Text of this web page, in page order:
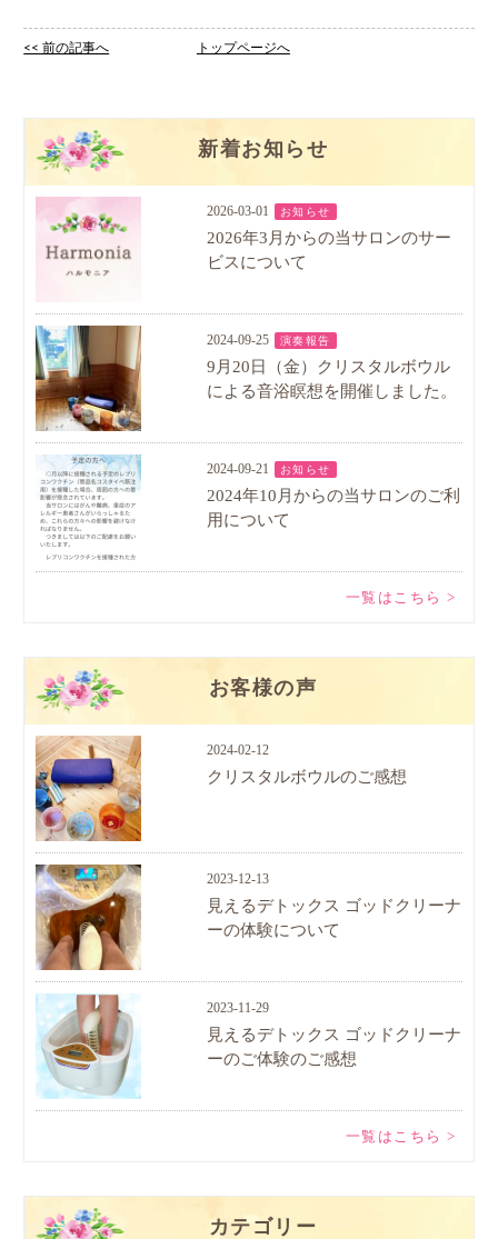
<< 前の記事へ トップページへ
新着お知らせ
2026-03-01 お知らせ
2026年3月からの当サロンのサー
ビスについて
2024-09-25 演奏報告
9月20日（金）クリスタルボウル
による音浴瞑想を開催しました。
2024-09-21 お知らせ
2024年10月からの当サロンのご利
用について
一覧はこちら >
お客様の声
2024-02-12
クリスタルボウルのご感想
2023-12-13
見えるデトックス ゴッドクリーナ
ーの体験について
2023-11-29
見えるデトックス ゴッドクリーナ
ーのご体験のご感想
一覧はこちら >
カテゴリー